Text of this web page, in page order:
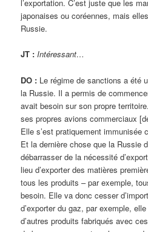
l’exportation. C’est juste que les
japonaises ou coréennes, mais
Russie.
JT : Intéressant…
DO : Le régime de sanctions a été
la Russie. Il a permis de
avait besoin sur son propre
ses propres avions commerciaux
Elle s’est pratiquement immunisée
Et la dernière chose que la Russie
débarrasser de la nécessité
lieu d’exporter des matières
tous les produits – par exemple,
besoin. Elle va donc cesser
d’exporter du gaz, par exemple,
d’autres produits fabriqués avec